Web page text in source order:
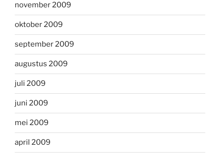
november 2009
oktober 2009
september 2009
augustus 2009
juli 2009
juni 2009
mei 2009
april 2009